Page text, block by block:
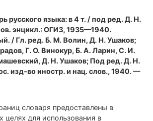
русского языка: в 4 т. / под ред. Д. Н.
энцикл.: ОГИЗ, 1935—1940.
/ Гл. ред. Б. М. Волин, Д. Н. Ушаков;
Г. О. Винокур, Б. А. Ларин, С. И.
Д. Н. Ушаков; Под ред. Д. Н.
изд-во иностр. и нац. слов., 1940. —
словаря предоставлены в
целях для использования в